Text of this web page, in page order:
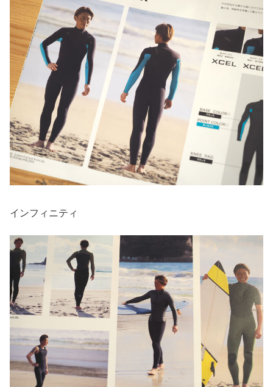
インフィニティ